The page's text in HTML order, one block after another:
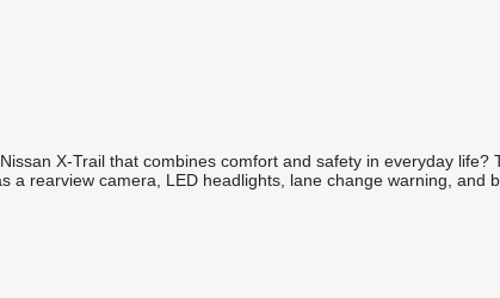
X-Trail that combines comfort and safety in everyday
a rearview camera, LED headlights, lane change warning, and